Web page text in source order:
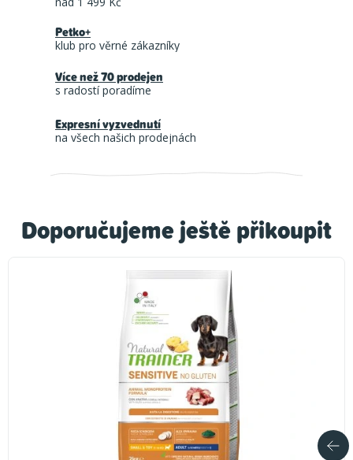
Doporučujeme ještě přikoupit
Petko+
klub pro věrné zákazníky
Více než 70 prodejen
s radostí poradíme
Expresní vyzvednutí
na všech našich prodejnách